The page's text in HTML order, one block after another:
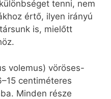
tenni, nem
értő, ilyen irányú
is, mielőtt
volemus) vöröses-
centiméteres
Minden része